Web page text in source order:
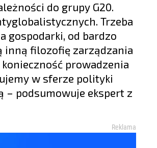
do grupy G20.
Trzeba
gospodarki, od bardzo
inną filozofię zarządzania
prowadzenia
w sferze polityki
– podsumowuje ekspert z
Reklama